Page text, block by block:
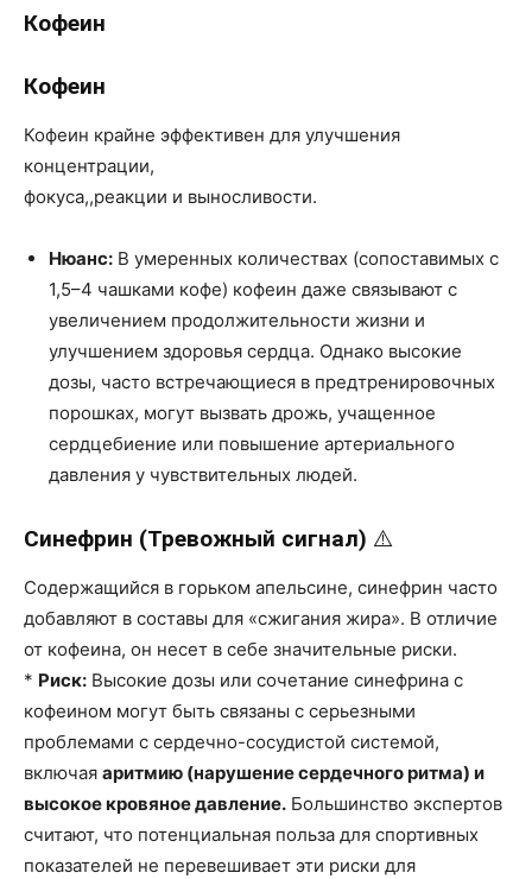
Кофеин
Кофеин
Кофеин крайне эффективен для улучшения
концентрации,
фокуса,,реакции и выносливости.
Нюанс: В умеренных количествах (сопоставимых с
1,5–4 чашками кофе) кофеин даже связывают с
увеличением продолжительности жизни и
улучшением здоровья сердца. Однако высокие
дозы, часто встречающиеся в предтренировочных
порошках, могут вызвать дрожь, учащенное
сердцебиение или повышение артериального
давления у чувствительных людей.
Синефрин (Тревожный сигнал) ⚠️
Содержащийся в горьком апельсине, синефрин часто
добавляют в составы для «сжигания жира». В отличие
от кофеина, он несет в себе значительные риски.
* Риск: Высокие дозы или сочетание синефрина с
кофеином могут быть связаны с серьезными
проблемами с сердечно-сосудистой системой,
включая аритмию (нарушение сердечного ритма) и
высокое кровяное давление. Большинство экспертов
считают, что потенциальная польза для спортивных
показателей не перевешивает эти риски для